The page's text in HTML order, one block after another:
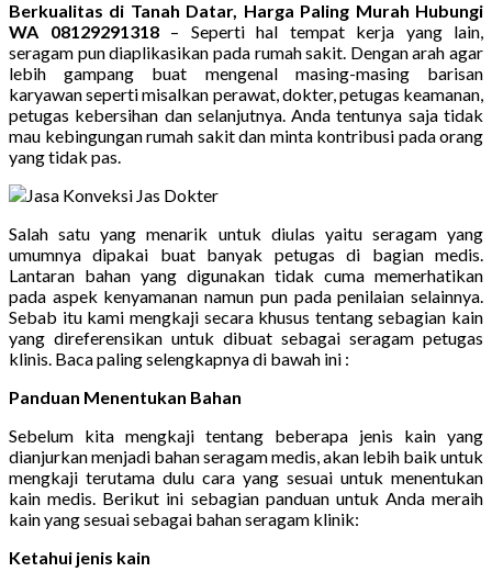
Berkualitas di Tanah Datar, Harga Paling Murah Hubungi
WA 08129291318– Seperti hal tempat kerja yang lain,
seragam pun diaplikasikan pada rumah sakit. Dengan arah agar
lebih gampang buat mengenal masing-masing barisan
karyawan seperti misalkan perawat, dokter, petugas keamanan,
petugas kebersihan dan selanjutnya. Anda tentunya saja tidak
mau kebingungan rumah sakit dan minta kontribusi pada orang
yang tidak pas.
Salah satu yang menarik untuk diulas yaitu seragam yang
umumnya dipakai buat banyak petugas di bagian medis.
Lantaran bahan yang digunakan tidak cuma memerhatikan
pada aspek kenyamanan namun pun pada penilaian selainnya.
Sebab itu kami mengkaji secara khusus tentang sebagian kain
yang direferensikan untuk dibuat sebagai seragam petugas
klinis. Baca paling selengkapnya di bawah ini :
Panduan Menentukan Bahan
Sebelum kita mengkaji tentang beberapa jenis kain yang
dianjurkan menjadi bahan seragam medis, akan lebih baik untuk
mengkaji terutama dulu cara yang sesuai untuk menentukan
kain medis. Berikut ini sebagian panduan untuk Anda meraih
kain yang sesuai sebagai bahan seragam klinik:
Ketahui jenis kain